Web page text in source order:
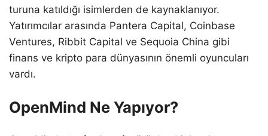
turuna katıldığı isimlerden de kaynaklanıyor.
Yatırımcılar arasında Pantera Capital, Coinbase
Ventures, Ribbit Capital ve Sequoia China gibi
finans ve kripto para dünyasının önemli oyuncuları
vardı.
OpenMind Ne Yapıyor?